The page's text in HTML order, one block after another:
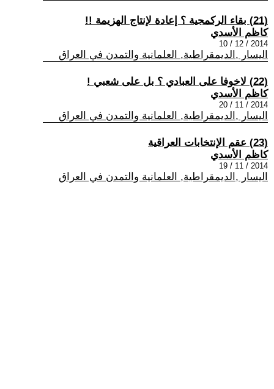
(21) بقاء الركمجية ؟ إعادة لإنتاج الهزيمة !!
كاظم الأسدي
2014 / 12 / 10
اليسار ,الديمقراطية, العلمانية والتمدن في العراق
(22) لاخوفا على العبادي ؟ بل على شعبي !
كاظم الأسدي
2014 / 11 / 20
اليسار ,الديمقراطية, العلمانية والتمدن في العراق
(23) عقم الإنتخابات العراقية
كاظم الأسدي
2014 / 11 / 19
اليسار ,الديمقراطية, العلمانية والتمدن في العراق